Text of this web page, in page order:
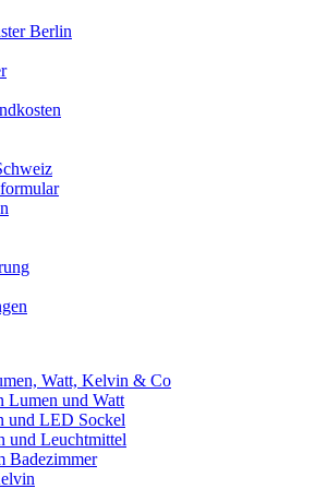
Berlin
Watt, Kelvin & Co
Lumen und Watt
und LED Sockel
und Leuchtmittel
Badezimmer